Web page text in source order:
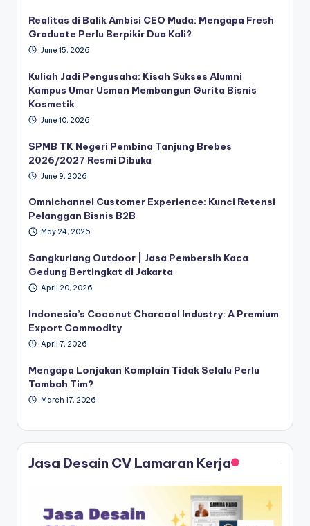
Realitas di Balik Ambisi CEO Muda: Mengapa Fresh
Graduate Perlu Berpikir Dua Kali?
June 15, 2026
Kuliah Jadi Pengusaha: Kisah Sukses Alumni
Kampus Umar Usman Membangun Gurita Bisnis
Kosmetik
June 10, 2026
SPMB TK Negeri Pembina Tanjung Brebes
2026/2027 Resmi Dibuka
June 9, 2026
Omnichannel Customer Experience: Kunci Retensi
Pelanggan Bisnis B2B
May 24, 2026
Sangkuriang Outdoor | Jasa Pembersih Kaca
Gedung Bertingkat di Jakarta
April 20, 2026
Indonesia’s Coconut Charcoal Industry: A Premium
Export Commodity
April 7, 2026
Mengapa Lonjakan Komplain Tidak Selalu Perlu
Tambah Tim?
March 17, 2026
Jasa Desain CV Lamaran Kerja